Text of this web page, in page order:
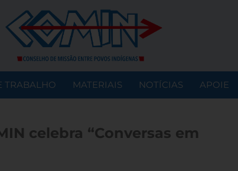
TRABALHO MATERIAIS NOTÍCIAS APOIE
celebra “Conversas em